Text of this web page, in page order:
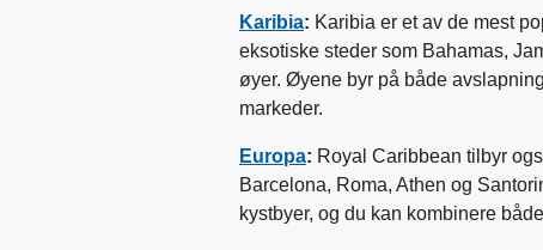
Karibia: Karibia er et av de mest
eksotiske steder som Bahamas,
øyer. Øyene byr på både
markeder.
Europa: Royal Caribbean tilbyr
Barcelona, Roma, Athen og
kystbyer, og du kan kombinere